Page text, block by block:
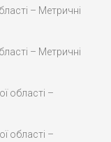
– Метричні
– Метричні
області –
області –